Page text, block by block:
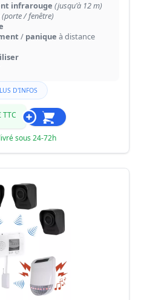
infrarouge (jusqu'à 12 m)
(porte / fenêtre)
/ panique à distance
D'INFOS
TTC
sous 24-72h